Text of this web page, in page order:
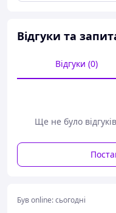
Відгуки та
Відгуки (0)
Ще не було
Був online:сьогодні